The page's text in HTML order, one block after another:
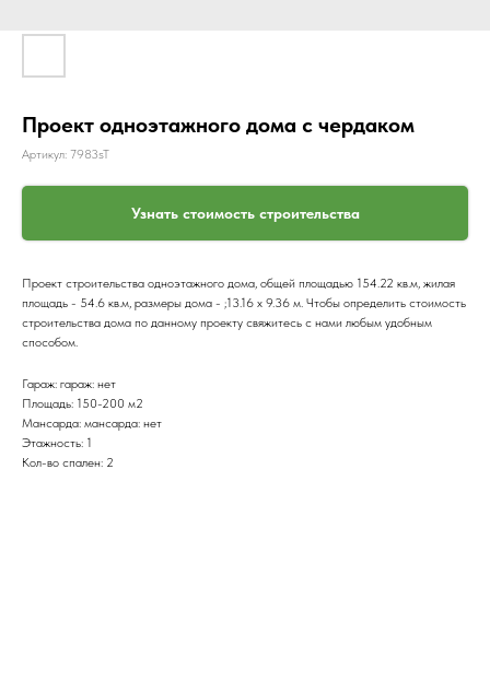
Проект одноэтажного дома с чердаком
Артикул: 7983sT
Узнать стоимость строительства
Проект строительства одноэтажного дома, общей площадью 154.22 кв.м, жилая
площадь - 54.6 кв.м, размеры дома - ;13.16 x 9.36 м. Чтобы определить стоимость
строительства дома по данному проекту свяжитесь с нами любым удобным
способом.
Гараж: гараж: нет
Площадь: 150-200 м2
Мансарда: мансарда: нет
Этажность: 1
Кол-во спален: 2